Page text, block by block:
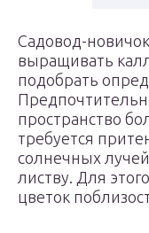
Садовод-
выращивать
подобрать
пространство
требуется
солнечных
листву. Для
цветок